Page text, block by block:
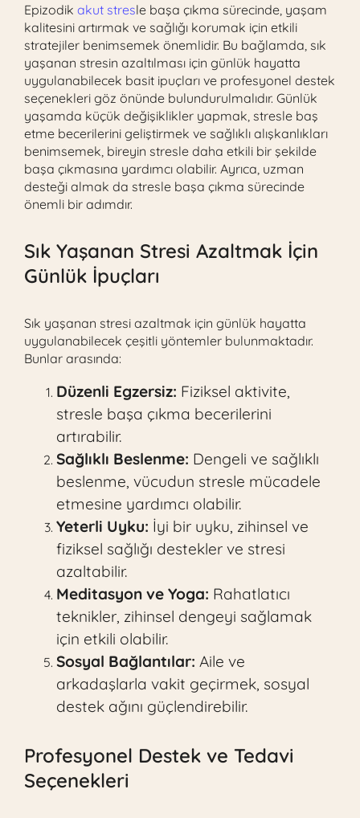
Epizodik akut stresle başa çıkma sürecinde, yaşam
kalitesini artırmak ve sağlığı korumak için etkili
stratejiler benimsemek önemlidir. Bu bağlamda, sık
yaşanan stresin azaltılması için günlük hayatta
uygulanabilecek basit ipuçları ve profesyonel destek
seçenekleri göz önünde bulundurulmalıdır. Günlük
yaşamda küçük değişiklikler yapmak, stresle baş
etme becerilerini geliştirmek ve sağlıklı alışkanlıkları
benimsemek, bireyin stresle daha etkili bir şekilde
başa çıkmasına yardımcı olabilir. Ayrıca, uzman
desteği almak da stresle başa çıkma sürecinde
önemli bir adımdır.
Sık Yaşanan Stresi Azaltmak İçin
Günlük İpuçları
Sık yaşanan stresi azaltmak için günlük hayatta
uygulanabilecek çeşitli yöntemler bulunmaktadır.
Bunlar arasında:
Düzenli Egzersiz: Fiziksel aktivite,
stresle başa çıkma becerilerini
artırabilir.
Sağlıklı Beslenme: Dengeli ve sağlıklı
beslenme, vücudun stresle mücadele
etmesine yardımcı olabilir.
Yeterli Uyku: İyi bir uyku, zihinsel ve
fiziksel sağlığı destekler ve stresi
azaltabilir.
Meditasyon ve Yoga: Rahatlatıcı
teknikler, zihinsel dengeyi sağlamak
için etkili olabilir.
Sosyal Bağlantılar: Aile ve
arkadaşlarla vakit geçirmek, sosyal
destek ağını güçlendirebilir.
Profesyonel Destek ve Tedavi
Seçenekleri